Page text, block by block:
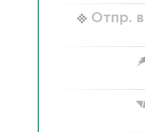
Отпр. в